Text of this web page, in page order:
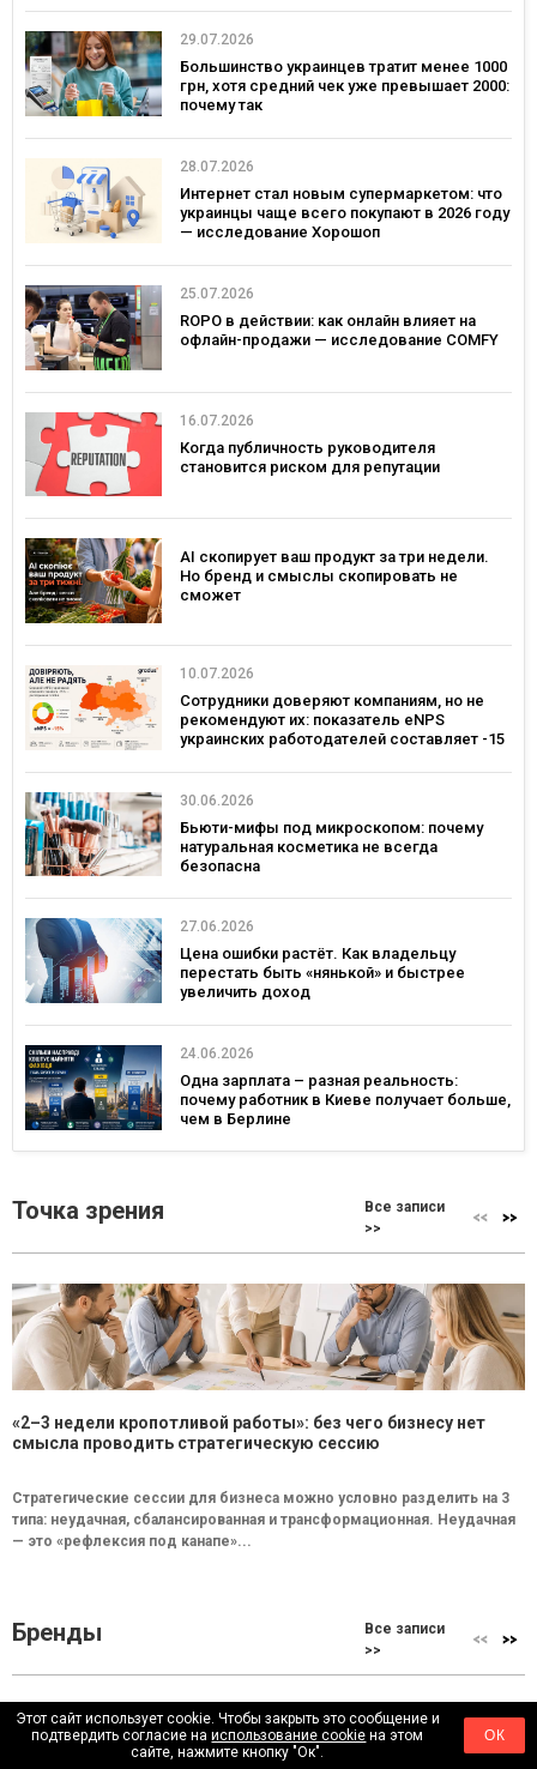
29.07.2026
Большинство украинцев тратит менее 1000
грн, хотя средний чек уже превышает 2000:
почему так
28.07.2026
Интернет стал новым супермаркетом: что
украинцы чаще всего покупают в 2026 году
— исследование Хорошоп
25.07.2026
ROPO в действии: как онлайн влияет на
офлайн-продажи — исследование COMFY
16.07.2026
Когда публичность руководителя
становится риском для репутации
AI скопирует ваш продукт за три недели.
Но бренд и смыслы скопировать не
сможет
10.07.2026
Сотрудники доверяют компаниям, но не
рекомендуют их: показатель eNPS
украинских работодателей составляет -15
30.06.2026
Бьюти-мифы под микроскопом: почему
натуральная косметика не всегда
безопасна
27.06.2026
Цена ошибки растёт. Как владельцу
перестать быть «нянькой» и быстрее
увеличить доход
24.06.2026
Одна зарплата – разная реальность:
почему работник в Киеве получает больше,
чем в Берлине
Точка зрения
Все записи
>>
«2–3 недели кропотливой работы»: без чего бизнесу нет
смысла проводить стратегическую сессию
Стратегические сессии для бизнеса можно условно разделить на 3
типа: неудачная, сбалансированная и трансформационная. Неудачная
— это «рефлексия под канапе»...
Бренды
Все записи
>>
Этот сайт использует cookie. Чтобы закрыть это сообщение и
подтвердить согласие наиспользование cookie на этом
сайте, нажмите кнопку "Ок".
ОК